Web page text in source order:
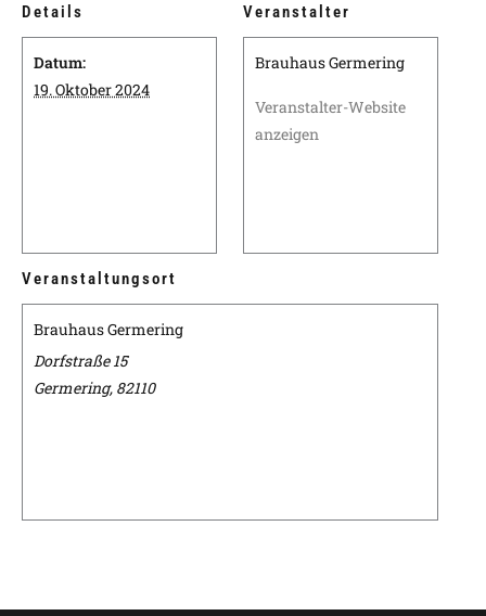
Details
Datum:
19. Oktober 2024
Veranstaltungsort
Brauhaus Germering
Dorfstraße 15
Germering, 82110
Veranstalter
Brauhaus Germering
Veranstalter-Website
anzeigen